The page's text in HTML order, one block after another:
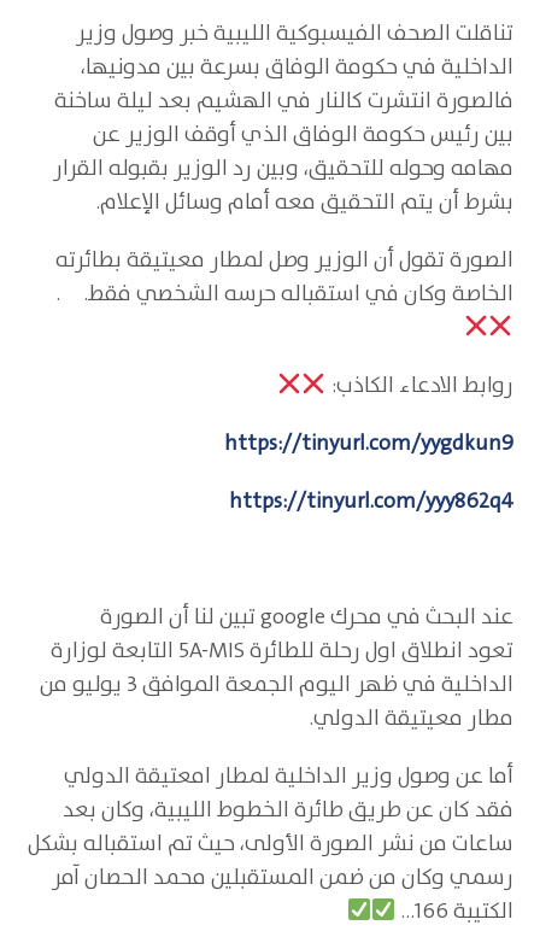
تناقلت الصحف الفيسبوكية الليبية خبر وصول وزير
الداخلية في حكومة الوفاق بسرعة بين مدونيها،
فالصورة انتشرت كالنار في الهشيم بعد ليلة ساخنة
بين رئيس حكومة الوفاق الذي أوقف الوزير عن
مهامه وحوله للتحقيق، وبين رد الوزير بقبوله القرار
بشرط أن يتم التحقيق معه أمام وسائل الإعلام.
الصورة تقول أن الوزير وصل لمطار معيتيقة بطائرته
الخاصة وكان في استقباله حرسه الشخصي فقط. .
روابط الادعاء الكاذب:
https://tinyurl.com/yygdkun9
https://tinyurl.com/yyy862q4
عند البحث في محرك google تبين لنا أن الصورة
تعود انطلاق اول رحلة للطائرة 5A-MIS التابعة لوزارة
الداخلية في ظهر اليوم الجمعة الموافق 3 يوليو من
مطار معيتيقة الدولي.
أما عن وصول وزير الداخلية لمطار امعتيقة الدولي
فقد كان عن طريق طائرة الخطوط الليبية، وكان بعد
ساعات من نشر الصورة الأولى، حيث تم استقباله بشكل
رسمي وكان من ضمن المستقبلين محمد الحصان آمر
الكتيبة 166…